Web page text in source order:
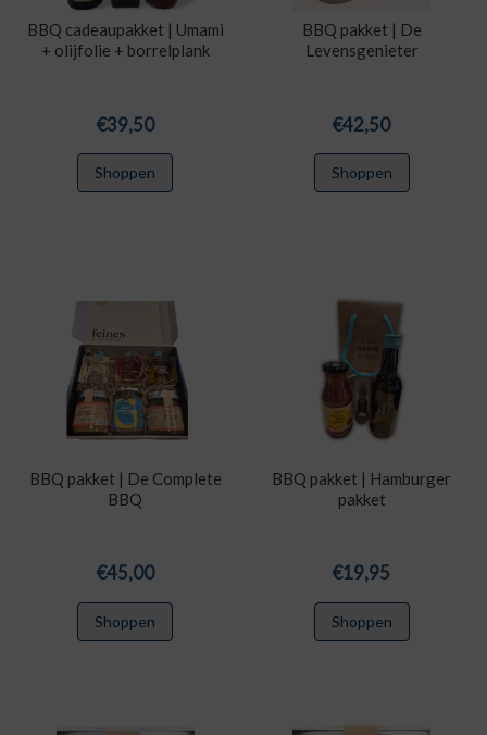
BBQ cadeaupakket | Umami
+ olijfolie + borrelplank
€39,50
Shoppen
BBQ pakket | De
Levensgenieter
€42,50
Shoppen
BBQ pakket | De Complete
BBQ
€45,00
Shoppen
BBQ pakket | Hamburger
pakket
€19,95
Shoppen